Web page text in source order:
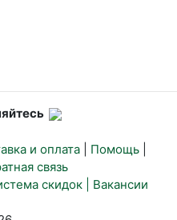
и оплата Помощь
связь
скидок | Вакансии